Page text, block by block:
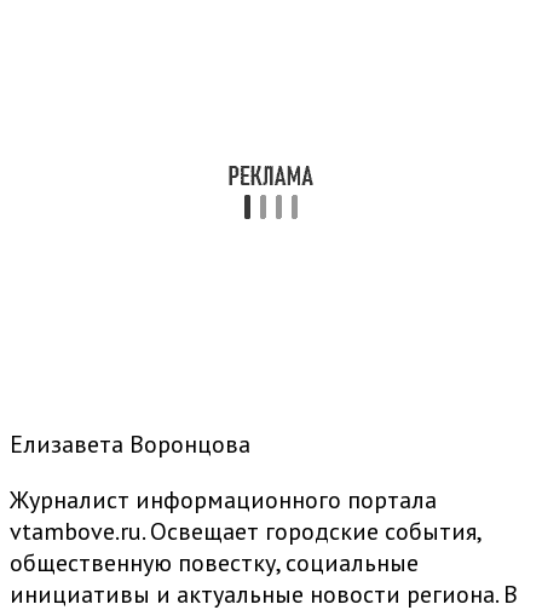
Елизавета Воронцова
Журналист информационного портала
vtambove.ru. Освещает городские события,
общественную повестку, социальные
инициативы и актуальные новости региона. В